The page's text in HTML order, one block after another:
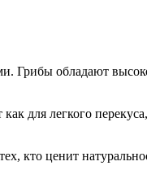
Грибы обладают
для легкого
кто ценит